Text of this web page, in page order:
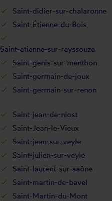
Saint-didier-sur-chalaronne
Saint-Étienne-du-Bois
Saint-etienne-sur-reyssouze
Saint-genis-sur-menthon
Saint-germain-de-joux
Saint-germain-sur-renon
Saint-jean-de-niost
Saint-Jean-le-Vieux
Saint-jean-sur-veyle
Saint-julien-sur-veyle
Saint-laurent-sur-saône
Saint-martin-de-bavel
Saint-Martin-du-Mont